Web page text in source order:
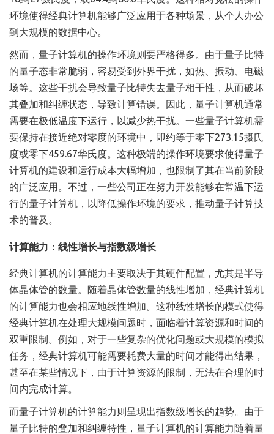
环境使得经典计算机能够广泛应用于各种场景，从个人办公
到大规模的数据中心。
然而，量子计算机的操作环境则要严格得多。由于量子比特
的量子态非常脆弱，容易受到外界干扰，如热、振动、电磁
场等。这些干扰会导致量子比特失去量子相干性，从而破坏
其叠加和纠缠状态，导致计算错误。因此，量子计算机通常
需要在极低温度下运行，以减少热干扰。一些量子计算机需
要保持在接近绝对零度的环境中，即约等于零下273.15摄氏
度或零下459.67华氏度。这种极端的操作环境要求使得量子
计算机的建设和运行成本大幅增加，也限制了其在当前阶段
的广泛应用。不过，一些公司正在努力开发能够在常温下运
行的量子计算机，以降低操作环境的要求，推动量子计算技
术的普及。
计算能力：线性增长与指数级增长
经典计算机的计算能力主要取决于其硬件配置，尤其是半导
体晶体管的数量。随着晶体管数量的线性增加，经典计算机
的计算能力也会相应地线性增加。这种线性增长的模式使得
经典计算机在处理大规模问题时，面临着计算资源和时间的
双重限制。例如，对于一些复杂的优化问题或大规模的模拟
任务，经典计算机可能需要耗费大量的时间才能得出结果，
甚至在某些情况下，由于计算资源的限制，无法在合理的时
间内完成计算。
而量子计算机的计算能力则呈现出指数级增长的趋势。由于
量子比特的叠加和纠缠特性，量子计算机的计算能力随着量